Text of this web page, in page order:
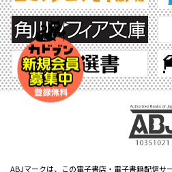
ABJマークは、この電子書店・電子書籍配信サ